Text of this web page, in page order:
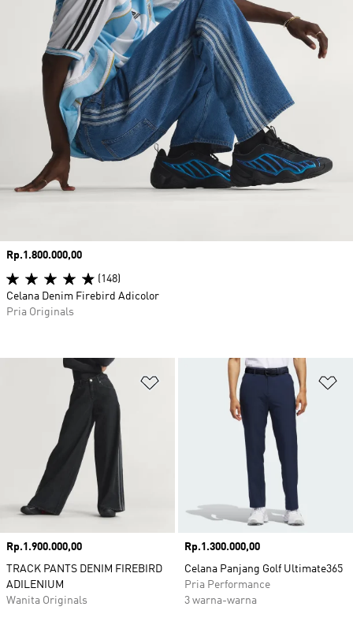
Tambahkan ke Wishlist
Harga
Rp.1.900.000,00
TRACK PANTS DENIM FIREBIRD
ADILENIUM
Wanita Originals
Harga
Rp.1.300.000,00
Celana Panjang Golf Ultimate365
Pria Performance
3 warna-warna
Harga
Rp.1.800.000,00
(148)
Celana Denim Firebird Adicolor
Pria Originals